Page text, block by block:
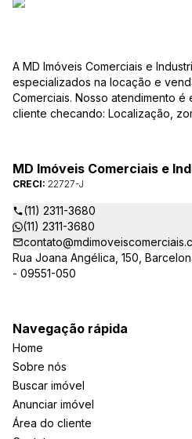
A MD Imóveis Comerciais e
especializados na locação e
Comerciais. Nosso atendimento
cliente checando: Localização,
atender de verdade a sua
MD Imóveis Comerciais e
CRECI: 22727-J
(11) 2311-3680
(11) 2311-3680
Rua Joana Angélica, 150,
- 09551-050
Navegação rápida
Home
Sobre nós
Buscar imóvel
Anunciar imóvel
Área do cliente